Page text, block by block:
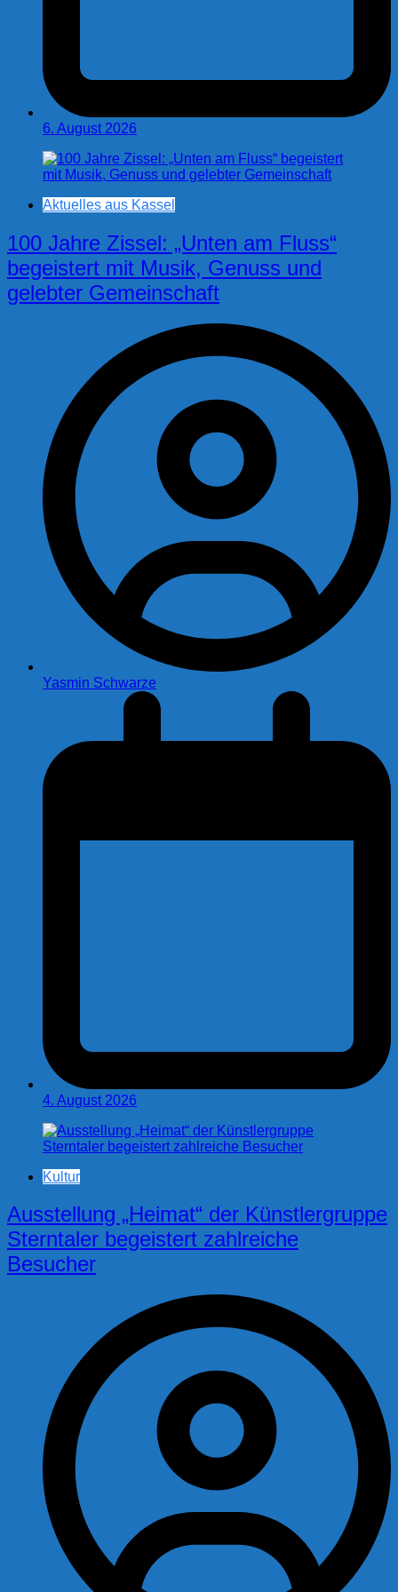
6. August 2026
Aktuelles aus Kassel
100 Jahre Zissel: „Unten am Fluss“
begeistert mit Musik, Genuss und
gelebter Gemeinschaft
Yasmin Schwarze
4. August 2026
Kultur
Ausstellung „Heimat“ der Künstlergruppe
Sterntaler begeistert zahlreiche
Besucher